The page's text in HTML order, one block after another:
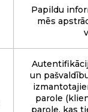
Papildu
mēs
un
parole
parole, kas